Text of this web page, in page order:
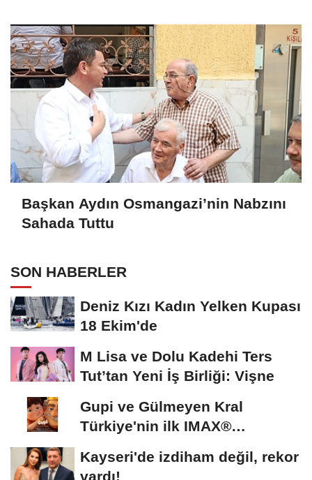
Başkan Aydın Osmangazi’nin Nabzını
Sahada Tuttu
SON HABERLER
Deniz Kızı Kadın Yelken Kupası
18 Ekim'de
M Lisa ve Dolu Kadehi Ters
Tut’tan Yeni İş Birliği: Vişne
Gupi ve Gülmeyen Kral
Türkiye'nin ilk IMAX®
Kayseri'de izdiham değil, rekor
vardı!